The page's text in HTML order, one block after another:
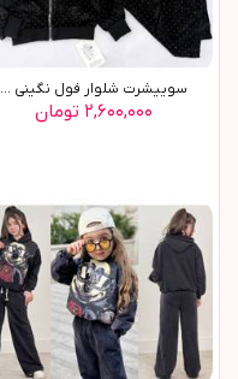
سوييشرت شلوار فول نگيني ...
۲,۶۰۰,۰۰۰ تومان